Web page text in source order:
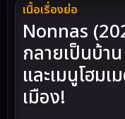
เนื้อเรื่องย่อ
Nonnas
กลายเป็นบ้า
และเมนูโฮม
เมือง!